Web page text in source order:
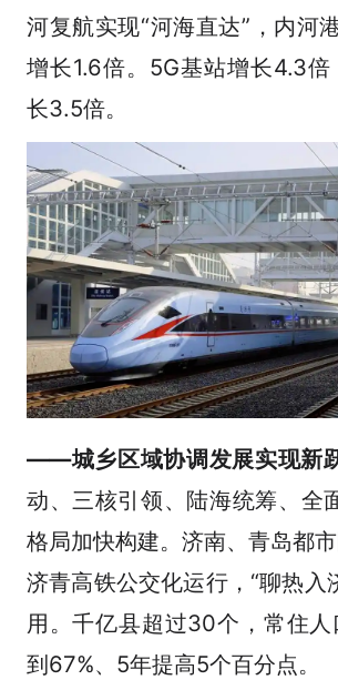
河复航实现“河海直达”，内河
增长1.6倍。5G基站增长4.3倍
长3.5倍。
——城乡区域协调发展实现新跃
动、三核引领、陆海统筹、全
格局加快构建。济南、青岛都
济青高铁公交化运行，“聊热入
用。千亿县超过30个，常住
到67%、5年提高5个百分点。